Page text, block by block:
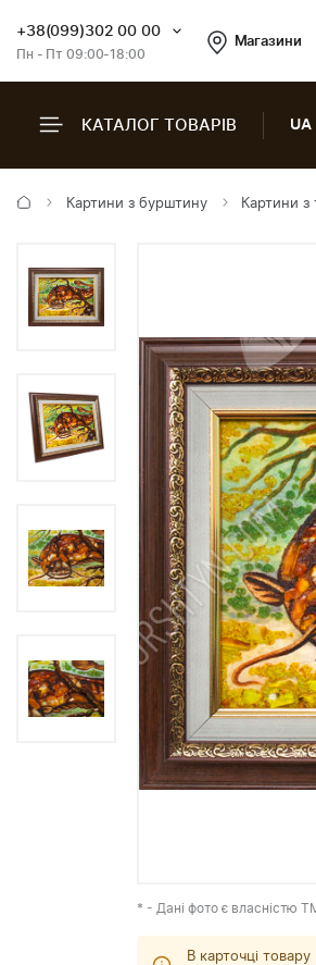
+38(099)302 00 00
Пн - Пт 09:00-18:00
Магазини
КАТАЛОГ ТОВАРІВ UA
Картини з бурштину Картини з
* - Дані фото є власністю
В карточці